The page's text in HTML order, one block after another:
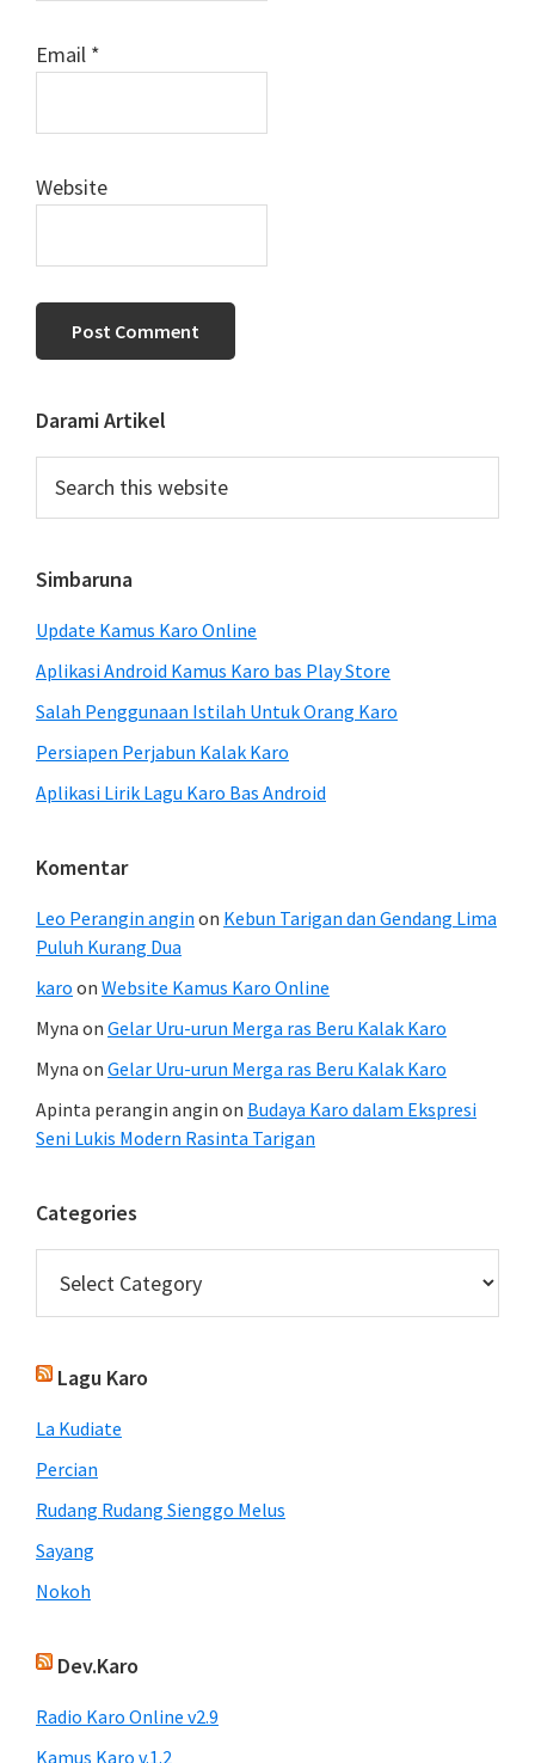
Email *
Website
Primary
Sidebar
Darami Artikel
this
Simbaruna
Update Kamus Karo Online
Aplikasi Android Kamus Karo bas Play Store
Salah Penggunaan Istilah Untuk Orang Karo
Persiapen Perjabun Kalak Karo
Aplikasi Lirik Lagu Karo Bas Android
Komentar
Leo Perangin angin on Kebun Tarigan dan Gendang Lima
Puluh Kurang Dua
karo on Website Kamus Karo Online
Myna on Gelar Uru-urun Merga ras Beru Kalak Karo
Myna on Gelar Uru-urun Merga ras Beru Kalak Karo
Apinta perangin angin on Budaya Karo dalam Ekspresi
Seni Lukis Modern Rasinta Tarigan
Categories
Lagu Karo
La Kudiate
Percian
Rudang Rudang Sienggo Melus
Sayang
Nokoh
Dev.Karo
Radio Karo Online v2.9
Kamus Karo v.1.2